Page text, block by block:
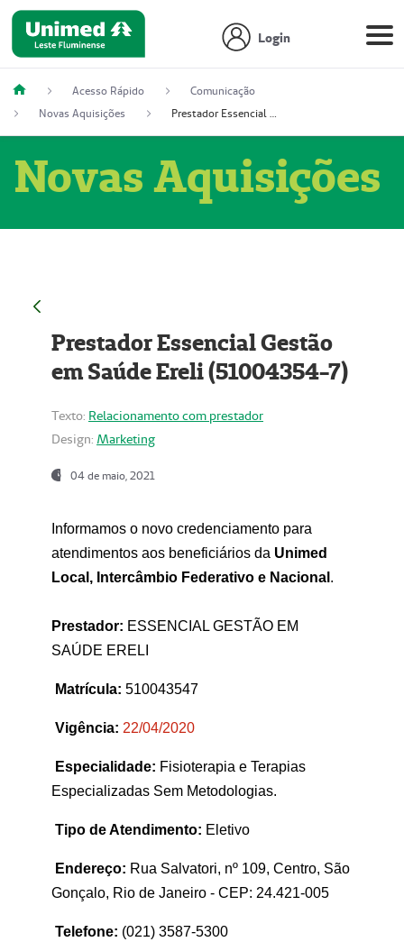
Login
Acesso Rápido
Comunicação
Novas Aquisições
Prestador Essencial Gestão em Saúde Ereli (51004354-7)
Novas Aquisições
Prestador Essencial Gestão
em Saúde Ereli (51004354-7)
Texto: Relacionamento com prestador
Design: Marketing
04 de maio, 2021
Informamos o novo credenciamento para
atendimentos aos beneficiários da Unimed
Local, Intercâmbio Federativo e Nacional .
Prestador: ESSENCIAL GESTÃO EM
SAÚDE ERELI
Matrícula: 510043547
Vigência: 22/04/2020
Especialidade: Fisioterapia e Terapias
Especializadas Sem Metodologias.
Tipo de Atendimento: Eletivo
Endereço: Rua Salvatori, nº 109, Centro, São
Gonçalo, Rio de Janeiro - CEP: 24.421-005
Telefone: (021) 3587-5300